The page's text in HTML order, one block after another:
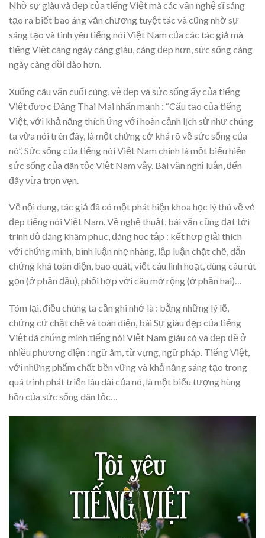
Nhờ sự giàu và đẹp của tiếng Việt mà các văn nghệ sĩ sáng
tạo ra biết bao áng văn chương tuyệt tác và cũng nhờ sự
sáng tạo và tình yêu tiếng nói Việt Nam của các tác giả mà
tiếng Việt càng ngày càng giàu, càng đẹp hơn, sức sống càng
ngày càng dồi dào hơn.
Xuống câu văn cuối cùng, vẻ đẹp và sức sống ấy của tiếng
Việt được Đặng Thai Mai nhấn mạnh : “Cấu tạo của tiếng
Việt, với khả năng thích ứng với hoàn cảnh lịch sử như chúng
ta vừa nói trên đây, là một chứng cớ khá rõ về sức sống của
nó”. Sức sống của tiếng nói Việt Nam chính là một biểu hiện
sức sống của dân tộc Việt Nam vậy. Bài văn nghị luận, đến
đây vừa trọn vẹn.
Về nội dung, tác giả đã có một phát hiện khoa học lý thú về vẻ
đẹp tiếng nói Việt Nam. Về nghệ thuật, bài văn cũng đạt tới
trình độ đáng khâm phục, đáng học tập : kết hợp giải thích
với chứng minh, bình luận nhẹ nhàng, lập luận chặt chẽ, dẫn
chứng khá toàn diện, bao quát, viết câu linh hoạt, dùng câu rút
gọn (ở phần đầu), phối hợp với câu mở rộng (ở phần hai)…
Tóm lại, điều chúng ta cần ghi nhớ là : bằng những lý lẽ,
chứng cứ chặt chẽ và toàn diện, bài Sự giàu đẹp của tiếng
Việt đã chứng minh tiếng nói Việt Nam giàu có và đẹp đẽ ở
nhiều phương diện : ngữ âm, từ vựng, ngữ pháp. Tiếng Việt,
với những phẩm chất bền vững và khả năng sáng tạo trong
quá trình phát triển lâu dài của nó, là một biểu tượng hùng
hồn của sức sống dân tộc…